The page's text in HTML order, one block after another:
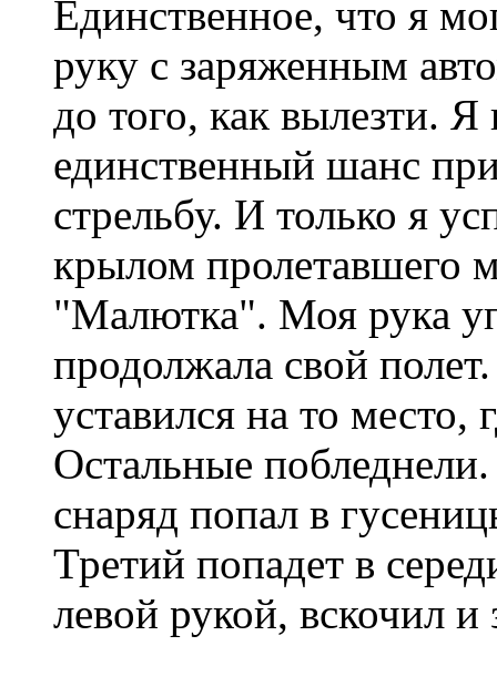
Единственное, что я
руку с заряженным
до того, как вылезти. Я
единственный шанс
стрельбу. И только я
крылом пролетавшего
"Малютка". Моя рука
продолжала свой
уставился на то место,
Остальные
снаряд попал в
Третий попадет в
левой рукой, вскочил